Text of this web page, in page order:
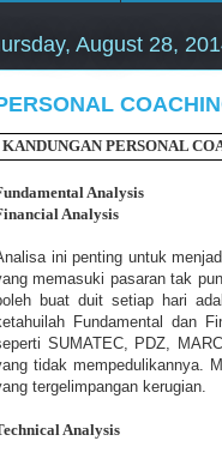
August 28,
KANDUNGAN PERSONAL
Analysis
Analysis
ini penting untuk
memasuki pasaran tak
buat duit setiap hari
Fundamental dan
SUMATEC, PDZ,
tidak mempedulikannya.
tergelimpangan kerugian.
Analysis